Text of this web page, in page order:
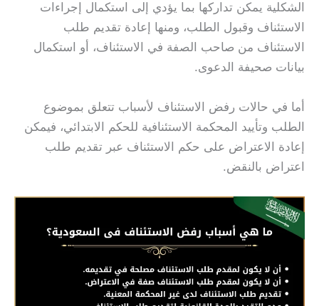
الشكلية يمكن تداركها بما يؤدي إلى استكمال إجراءات
الاستئناف وقبول الطلب، ومنها إعادة تقديم طلب
الاستئناف من صاحب الصفة في الاستئناف، أو استكمال
بيانات صحيفة الدعوى.
أما في حالات رفض الاستئناف لأسباب تتعلق بموضوع
الطلب وتأييد المحكمة الاستئنافية للحكم الابتدائي، فيمكن
إعادة الاعتراض على حكم الاستئناف عبر تقديم طلب
اعتراض بالنقض.